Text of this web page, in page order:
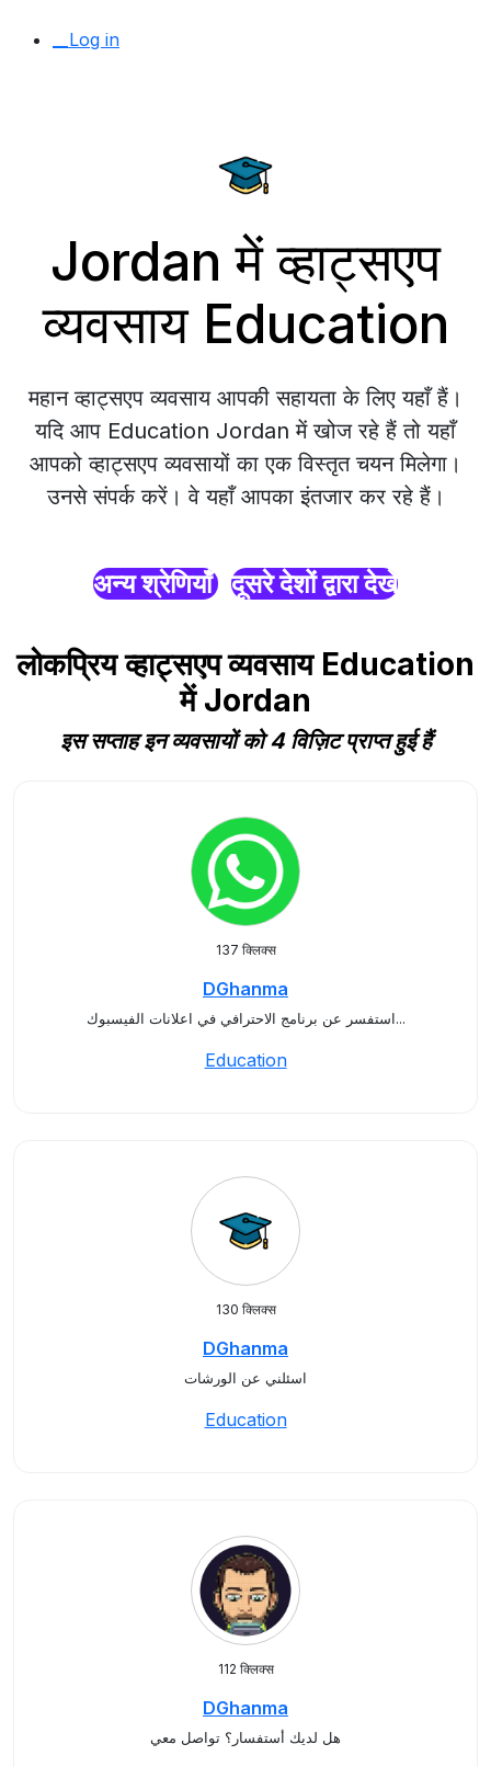
__Log in
Jordan में व्हाट्सएप
व्यवसाय Education
महान व्हाट्सएप व्यवसाय आपकी सहायता के लिए यहाँ हैं।
यदि आप Education Jordan में खोज रहे हैं तो यहाँ
आपको व्हाट्सएप व्यवसायों का एक विस्तृत चयन मिलेगा।
उनसे संपर्क करें। वे यहाँ आपका इंतजार कर रहे हैं।
अन्य श्रेणियाँ दूसरे देशों द्वारा देखें
लोकप्रिय व्हाट्सएप व्यवसाय Education
में Jordan
इस सप्ताह इन व्यवसायों को 4 विज़िट प्राप्त हुई हैं
137 क्लिक्स
DGhanma
استفسر عن برنامج الاحترافي في اعلانات الفيسبوك...
Education
130 क्लिक्स
DGhanma
اسئلني عن الورشات
Education
112 क्लिक्स
DGhanma
هل لديك أستفسار؟ تواصل معي